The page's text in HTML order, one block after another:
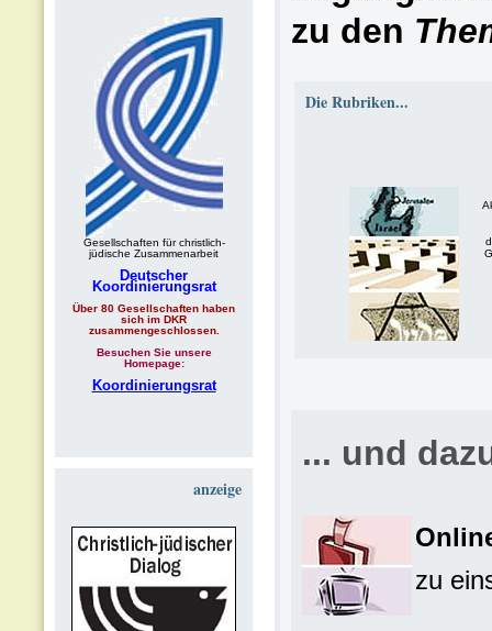
Gesellschaften für christlich-
jüdische Zusammenarbeit
Deutscher
Koordinierungsrat
Über 80 Gesellschaften haben
sich im DKR
zusammengeschlossen.
Besuchen Sie unsere
Homepage:
Koordinierungsrat
anzeige
zu den
Die Rubriken...
... und
zu